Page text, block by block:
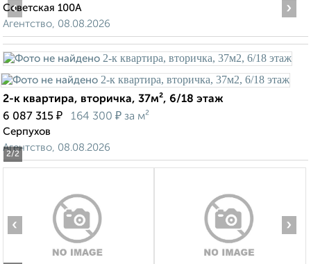
Советская 100А
Агентство, 08.08.2026
2/2
‹ ›
2-к квартира, вторичка, 37м², 6/18 этаж
6 087 315 ₽ 164 300 ₽ за м²
Серпухов
Агентство, 08.08.2026
‹ ›